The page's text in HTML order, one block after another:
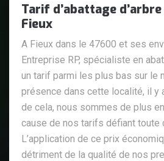
Tarif d’abattage
Fieux
A Fieux dans le 47600 et ses
Entreprise RP, spécialiste en
un tarif parmi les plus bas sur le
présence dans cette localité, il y
de cela, nous sommes de plus
cause de nos tarifs défiant toute
L’application de ce prix
détriment de la qualité de nos